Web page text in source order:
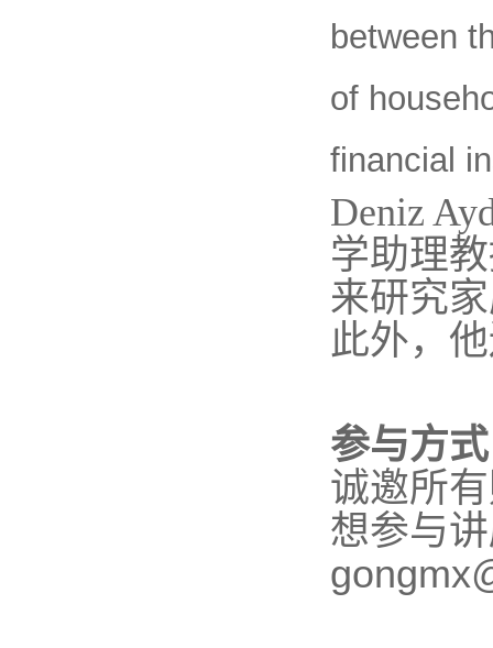
between
of
financial
Deniz
学助理
来研究
此外，
参与方式
诚邀所
想参与